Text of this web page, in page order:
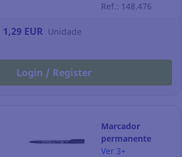
Ref.: 148.476
1,29 EUR Unidade
Login / Register
Marcador
permanente
Staedtler
Ver 3+